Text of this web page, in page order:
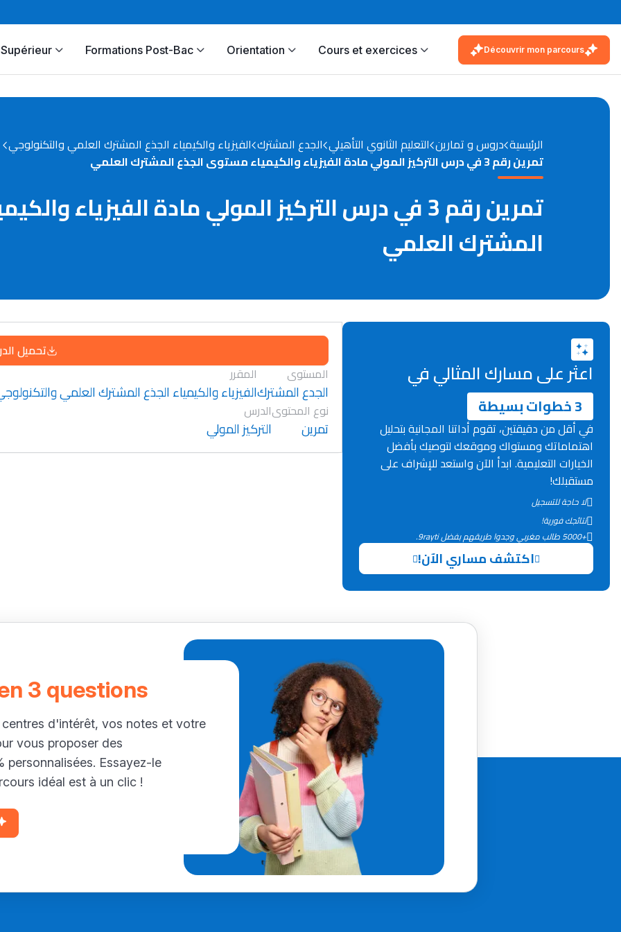
Formations Post-Bac Orientation Cours et exercices Découvrir mon parcours
الرئيسية دروس و تمارين التعليم الثانوي التأهيلي الجدع المشترك الفيزياء والكيمياء الجذع المشترك العلمي والتكنولوجي
تمرين رقم 3 في درس التركيز المولي مادة الفيزياء والكيمياء مستوى الجذع المشترك العلمي
تمرين رقم 3 في درس التركيز المولي مادة الفيزياء
المشترك العلمي
تحميل
المستوى
الجدع المشترك
المقرر
الفيزياء والكيمياء الجذع المشترك العلمي
نوع المحتوى
تمرين
الدرس
التركيز المولي
اعثر على مسارك المثالي في
3 خطوات بسيطة
في أقل من دقيقتين، تقوم أداتنا المجانية بتحليل
اهتماماتك ومستواك وموقعك لتوصيك بأفضل
الخيارات التعليمية. ابدأ الآن واستعد للإشراف على
مستقبلك!
لا حاجة للتسجيل
نتائجك فورية!
+5000 طالب مغربي وجدوا طريقهم بفضل 9rayti.
اكتشف مساري الآن!
3 questions
d'intérêt, vos notes et votre
vous proposer des
personnalisées. Essayez-le
idéal est à un clic !